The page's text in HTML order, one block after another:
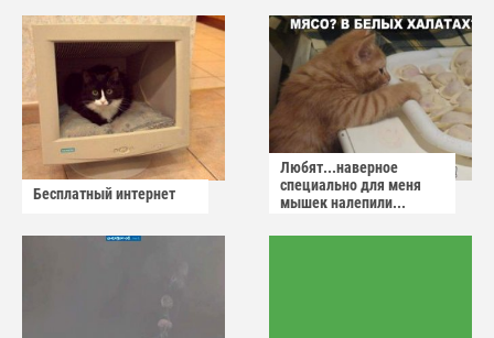
Бесплатный интернет
Любят...наверное
специально для меня
мышек налепили...